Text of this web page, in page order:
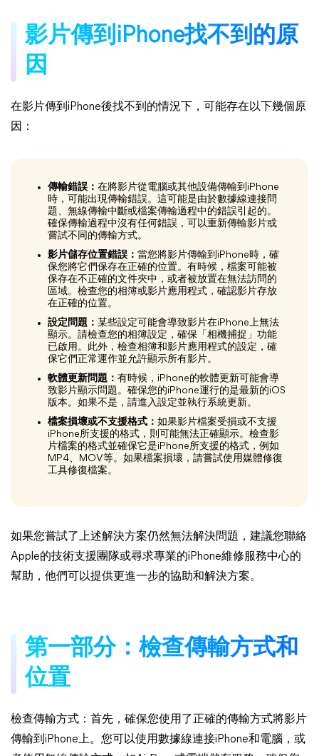
影片傳到iPhone找不到的原
因
在影片傳到iPhone後找不到的情況下，可能存在以下幾個原
因：
傳輸錯誤： 在將影片從電腦或其他設備傳輸到iPhone
時，可能出現傳輸錯誤。這可能是由於數據線連接問
題、無線傳輸中斷或檔案傳輸過程中的錯誤引起的。
確保傳輸過程中沒有任何錯誤，可以重新傳輸影片或
嘗試不同的傳輸方式。
影片儲存位置錯誤： 當您將影片傳輸到iPhone時，確
保您將它們保存在正確的位置。有時候，檔案可能被
保存在不正確的文件夾中，或者被放置在無法訪問的
區域。檢查您的相簿或影片應用程式，確認影片存放
在正確的位置。
設定問題： 某些設定可能會導致影片在iPhone上無法
顯示。請檢查您的相簿設定，確保「相機捕捉」功能
已啟用。此外，檢查相簿和影片應用程式的設定，確
保它們正常運作並允許顯示所有影片。
軟體更新問題： 有時候，iPhone的軟體更新可能會導
致影片顯示問題。確保您的iPhone運行的是最新的iOS
版本。如果不是，請進入設定並執行系統更新。
檔案損壞或不支援格式： 如果影片檔案受損或不支援
iPhone所支援的格式，則可能無法正確顯示。檢查影
片檔案的格式並確保它是iPhone所支援的格式，例如
MP4、MOV等。如果檔案損壞，請嘗試使用媒體修復
工具修復檔案。
如果您嘗試了上述解決方案仍然無法解決問題，建議您聯絡
Apple的技術支援團隊或尋求專業的iPhone維修服務中心的
幫助，他們可以提供更進一步的協助和解決方案。
第一部分：檢查傳輸方式和
位置
檢查傳輸方式：首先，確保您使用了正確的傳輸方式將影片
傳輸到iPhone上。您可以使用數據線連接iPhone和電腦，或